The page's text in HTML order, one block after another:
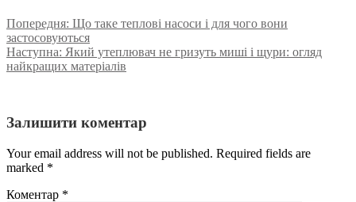
Попередня: Що таке теплові насоси і для чого вони
застосовуються
Наступна: Який утеплювач не гризуть миші і щури: огляд
найкращих матеріалів
Залишити коментар
Your email address will not be published. Required fields are
marked *
Коментар *